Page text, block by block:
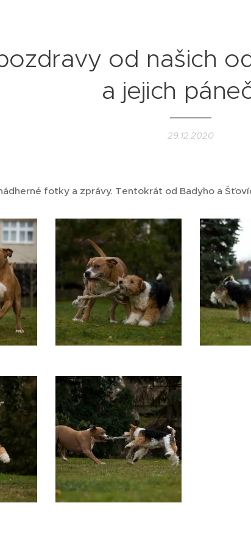
od našich
a jejich
29.12.2020
fotky a zprávy. Tentokrát od Badyho a